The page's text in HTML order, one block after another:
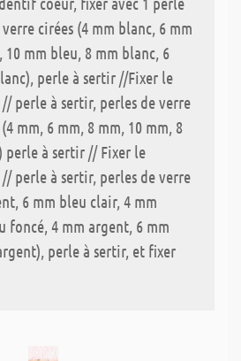
cirées (4 mm blanc, 6 mm
mm bleu, 8 mm blanc, 6
perle à sertir //Fixer le
perle à sertir, perles de verre
mm, 6 mm, 8 mm, 10 mm, 8
perle à sertir // Fixer le
perle à sertir, perles de verre
6 mm bleu clair, 4 mm
foncé, 4 mm argent, 6 mm
perle à sertir, et fixer